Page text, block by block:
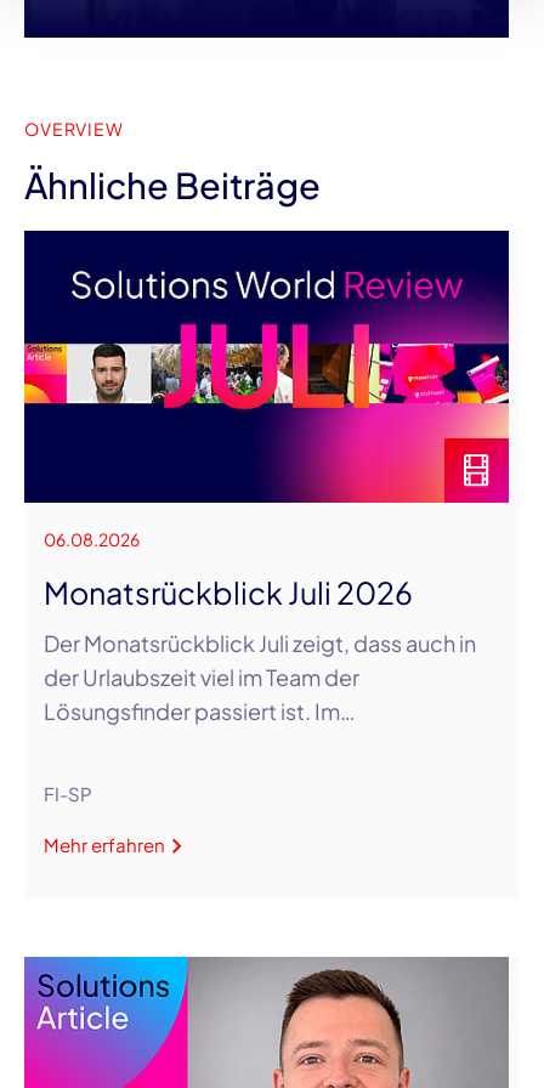
OVERVIEW
Ähnliche Beiträge
06.08.2026
Monatsrückblick Juli 2026
Der Monatsrückblick Juli zeigt, dass auch in
der Urlaubszeit viel im Team der
Lösungsfinder passiert ist. Im…
FI-SP
Mehr erfahren